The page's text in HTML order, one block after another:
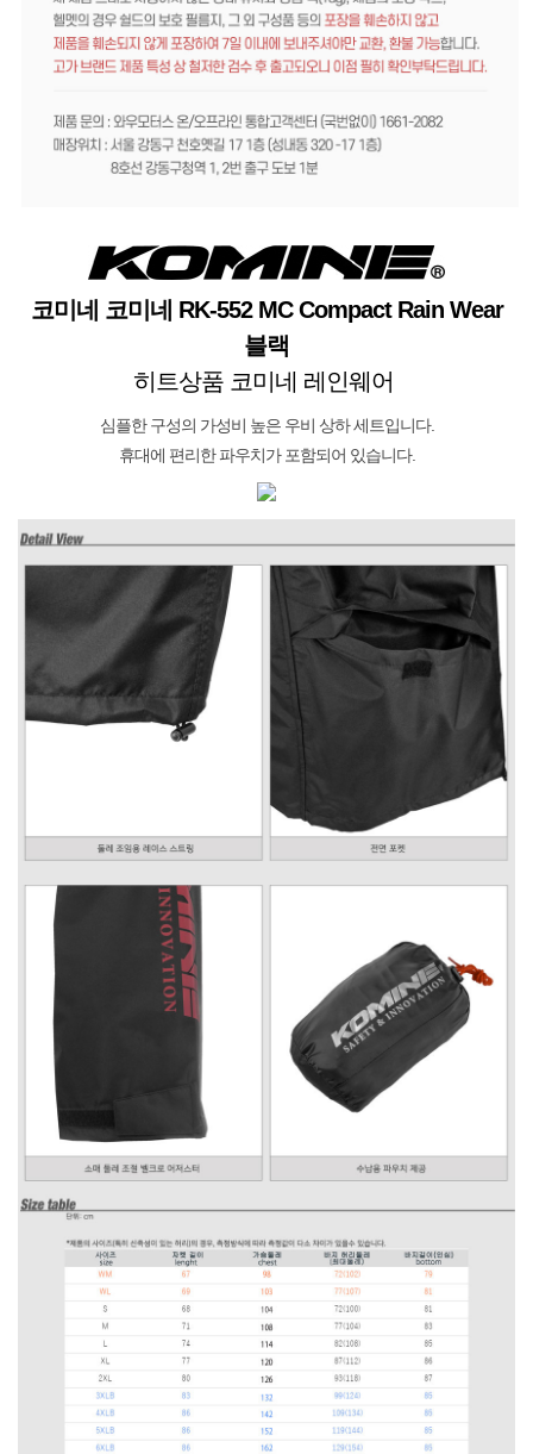
코미네 코미네 RK-552 MC Compact Rain Wear
블랙
히트상품 코미네 레인웨어
심플한 구성의 가성비 높은 우비 상하 세트입니다.
휴대에 편리한 파우치가 포함되어 있습니다.